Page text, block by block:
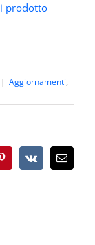
prodotto
| Aggiornamenti,
Pinterest
Vk Email